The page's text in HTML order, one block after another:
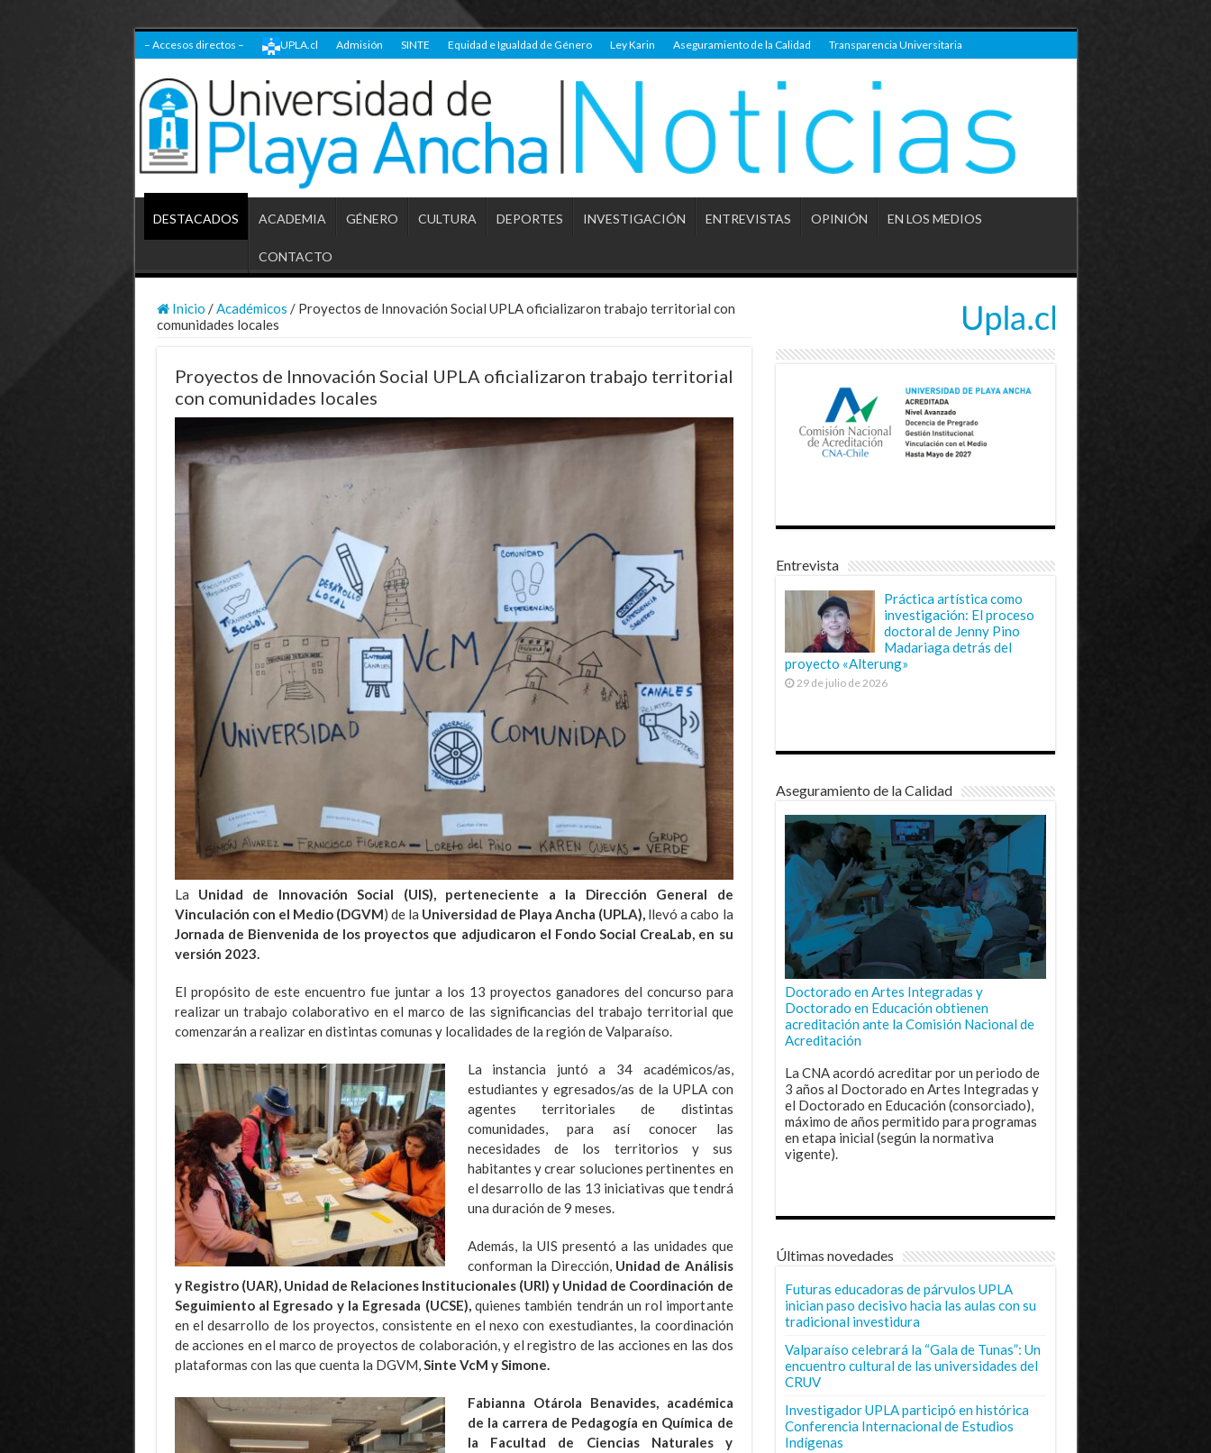
– Accesos directos – UPLA.cl Admisión SINTE Equidad e Igualdad de Género Ley Karin Aseguramiento de la Calidad Transparencia Universitaria
DESTACADOS ACADEMIA GÉNERO CULTURA DEPORTES INVESTIGACIÓN ENTREVISTAS OPINIÓN EN LOS MEDIOS
CONTACTO
Inicio / Académicos / Proyectos de Innovación Social UPLA oficializaron trabajo territorial con
comunidades locales
Proyectos de Innovación Social UPLA oficializaron trabajo territorial
con comunidades locales
La Unidad de Innovación Social (UIS), perteneciente a la Dirección General de
Vinculación con el Medio (DGVM) de la Universidad de Playa Ancha (UPLA), llevó a cabo la
Jornada de Bienvenida de los proyectos que adjudicaron el Fondo Social CreaLab, en su
versión 2023.
El propósito de este encuentro fue juntar a los 13 proyectos ganadores del concurso para
realizar un trabajo colaborativo en el marco de las significancias del trabajo territorial que
comenzarán a realizar en distintas comunas y localidades de la región de Valparaíso.
La instancia juntó a 34 académicos/as,
estudiantes y egresados/as de la UPLA con
agentes territoriales de distintas
comunidades, para así conocer las
necesidades de los territorios y sus
habitantes y crear soluciones pertinentes en
el desarrollo de las 13 iniciativas que tendrá
una duración de 9 meses.
Además, la UIS presentó a las unidades que
conforman la Dirección, Unidad de Análisis
y Registro (UAR), Unidad de Relaciones Institucionales (URI) y Unidad de Coordinación de
Seguimiento al Egresado y la Egresada (UCSE),quienes también tendrán un rol importante
en el desarrollo de los proyectos, consistente en el nexo con exestudiantes, la coordinación
de acciones en el marco de proyectos de colaboración, y el registro de las acciones en las dos
plataformas con las que cuenta la DGVM,Sinte VcM y Simone.
Fabianna Otárola Benavides, académica
de la carrera de Pedagogía en Química de
la Facultad de Ciencias Naturales y
Entrevista
Práctica artística como
investigación: El proceso
doctoral de Jenny Pino
Madariaga detrás del
proyecto «Alterung»
29 de julio de 2026
Aseguramiento de la Calidad
Doctorado en Artes Integradas y
Doctorado en Educación obtienen
acreditación ante la Comisión Nacional de
Acreditación
La CNA acordó acreditar por un periodo de
3 años al Doctorado en Artes Integradas y
el Doctorado en Educación (consorciado),
máximo de años permitido para programas
en etapa inicial (según la normativa
vigente).
Últimas novedades
Futuras educadoras de párvulos UPLA
inician paso decisivo hacia las aulas con su
tradicional investidura
Valparaíso celebrará la “Gala de Tunas”: Un
encuentro cultural de las universidades del
CRUV
Investigador UPLA participó en histórica
Conferencia Internacional de Estudios
Indígenas